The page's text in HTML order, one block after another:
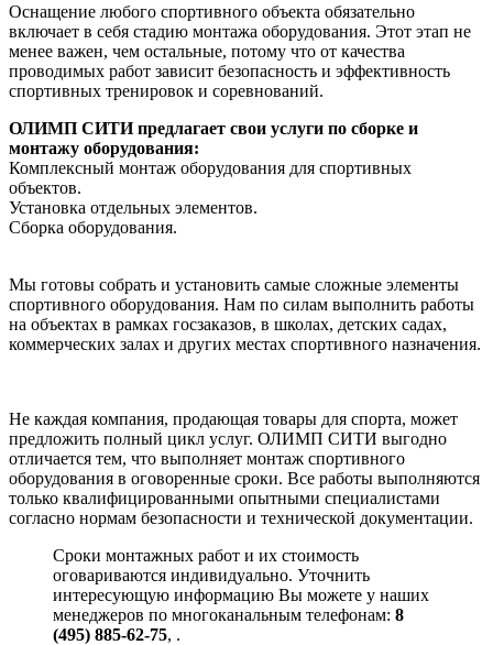
Оснащение любого спортивного объекта обязательно
включает в себя стадию монтажа оборудования. Этот этап не
менее важен, чем остальные, потому что от качества
проводимых работ зависит безопасность и эффективность
спортивных тренировок и соревнований.
ОЛИМП СИТИ предлагает свои услуги по сборке и
монтажу оборудования:
Комплексный монтаж оборудования для спортивных
объектов.
Установка отдельных элементов.
Сборка оборудования.
Мы готовы собрать и установить самые сложные элементы
спортивного оборудования. Нам по силам выполнить работы
на объектах в рамках госзаказов, в школах, детских садах,
коммерческих залах и других местах спортивного назначения.
Не каждая компания, продающая товары для спорта, может
предложить полный цикл услуг. ОЛИМП СИТИ выгодно
отличается тем, что выполняет монтаж спортивного
оборудования в оговоренные сроки. Все работы выполняются
только квалифицированными опытными специалистами
согласно нормам безопасности и технической документации.
Сроки монтажных работ и их стоимость
оговариваются индивидуально. Уточнить
интересующую информацию Вы можете у наших
менеджеров по многоканальным телефонам: 8
(495) 885-62-75, .